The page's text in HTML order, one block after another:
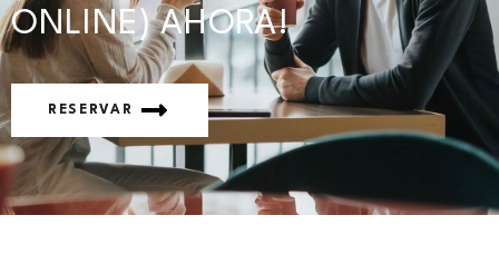
ONLINE) AHORA!
RESERVAR